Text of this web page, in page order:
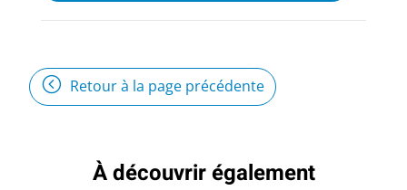
Retour à la page précédente
À découvrir également